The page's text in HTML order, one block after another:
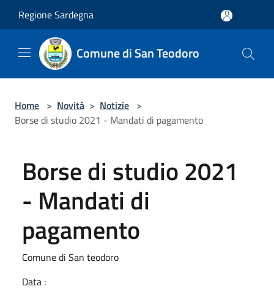
Regione Sardegna
Comune di San Teodoro
Home > Novità > Notizie >
Borse di studio 2021 - Mandati di pagamento
Borse di studio 2021
- Mandati di
pagamento
Comune di San teodoro
Data :